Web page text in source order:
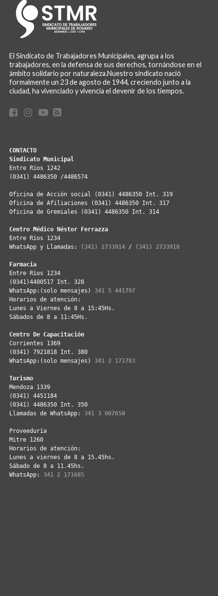
El Sindicato de Trabajadores Municipales, agrupa a los
trabajadores, en la defensa de sus derechos, tornándose en el
ámbito solidario por naturaleza.Nuestro sindicato nació
formalmente un 23 de agosto de 1944, creciendo junto a la
ciudad, ha vivenciado y vivencia el devenir de los tiempos.
CONTACTO
Sindicato Municipal
Entre Ríos 1242
(0341) 4486350 /4486574
Oficina de Acción social (0341) 4486350 Int. 319
Oficina de Afiliaciones (0341) 4486350 Int. 317
Oficina de Gremiales (0341) 4486350 Int. 314
Centro Médico Néstor Ferrazza
Entre Ríos 1234
WhatsApp y Llamadas:
(341) 2733914 / (341) 2733918
Farmacia
Entre Ríos 1234
(0341)4400517 Int. 328
WhatsApp:(solo mensajes) 341 5 441797
Horarios de atención:
Lunes a Viernes de 8 a 15:45Hs.
Sábados de 8 a 11:45Hs.
Centro De Capacitación
Corrientes 1369
(0341) 7921818 Int. 380
WhatsApp:(solo mensajes) 341 2 171783
Turismo
Mendoza 1339
(0341) 4451184
(0341) 4486350 Int. 350
Llamadas de WhatsApp: 341 3 007650
Proveeduría
Mitre 1260
Horarios de atención:
Lunes a viernes de 8 a 15.45hs.
Sábado de 8 a 11.45hs.
WhatsApp: 341 2 171685